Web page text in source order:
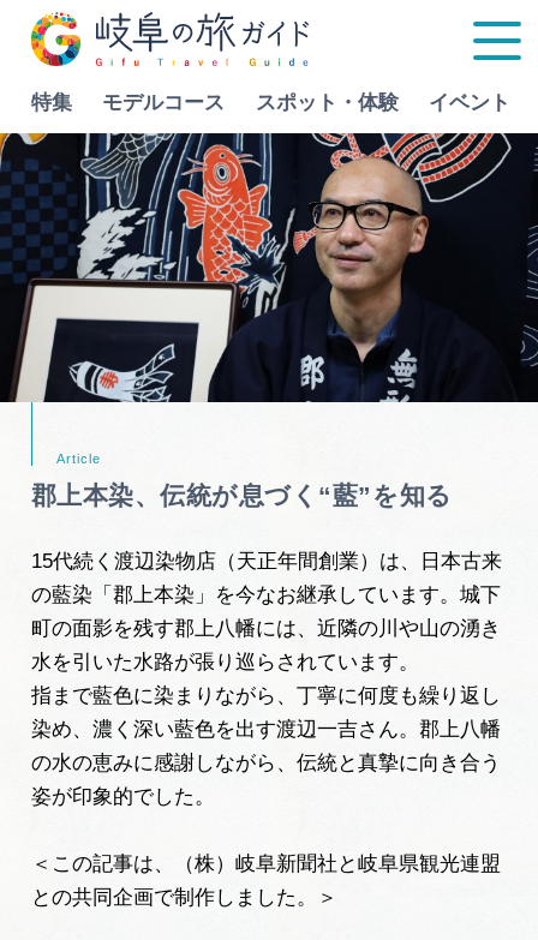
特集 モデルコース スポット・体験 イベント
特集
モデルコース
スポット・体験
イベント
旅の予約
アクセス
インフォメーション
ぎふ旅レポーター記事
買い物・お土産
Language
行きたいリストを見る
郡上本染、伝統が息づく“藍”を知る
15代続く渡辺染物店（天正年間創業）は、日本古来
の藍染「郡上本染」を今なお継承しています。城下
町の面影を残す郡上八幡には、近隣の川や山の湧き
水を引いた水路が張り巡らされています。
指まで藍色に染まりながら、丁寧に何度も繰り返し
染め、濃く深い藍色を出す渡辺一吉さん。郡上八幡
の水の恵みに感謝しながら、伝統と真摯に向き合う
姿が印象的でした。
＜この記事は、（株）岐阜新聞社と岐阜県観光連盟
との共同企画で制作しました。＞